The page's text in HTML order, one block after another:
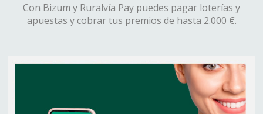
Con Bizum y Ruralvía Pay puedes pagar loterías y
apuestas y cobrar tus premios de hasta 2.000 €.